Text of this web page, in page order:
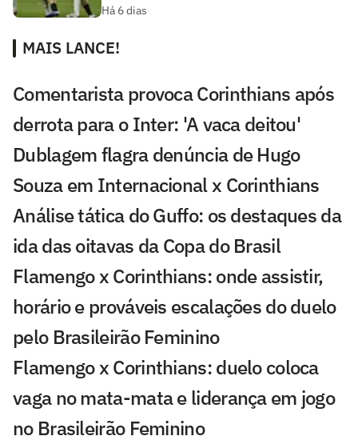
Há 6 dias
MAIS LANCE!
Comentarista provoca Corinthians após
derrota para o Inter: 'A vaca deitou'
Dublagem flagra denúncia de Hugo
Souza em Internacional x Corinthians
Análise tática do Guffo: os destaques da
ida das oitavas da Copa do Brasil
Flamengo x Corinthians: onde assistir,
horário e prováveis escalações do duelo
pelo Brasileirão Feminino
Flamengo x Corinthians: duelo coloca
vaga no mata-mata e liderança em jogo
no Brasileirão Feminino